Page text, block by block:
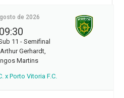
de 2026
09:30
11 - Semifinal
Gerhardt,
Martins
x Porto Vitoria F.C.